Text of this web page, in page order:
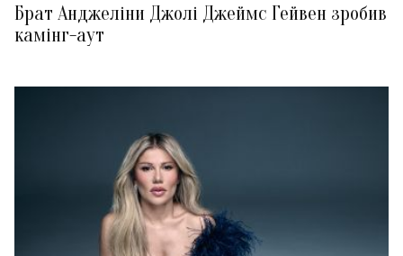
Брат Анджеліни Джолі Джеймс Гейвен зробив
камінг-аут